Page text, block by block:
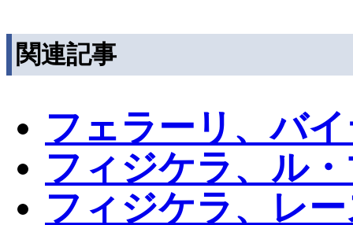
関連記事
フェラーリ、バ
フィジケラ、ル
フィジケラ、レ